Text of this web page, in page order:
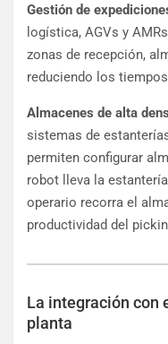
Gestión de
logística, AGVs y
zonas de recepción,
reduciendo los
Almacenes de alta
sistemas de
permiten configurar
robot lleva la
operario recorra el
productividad del
La integración con
planta